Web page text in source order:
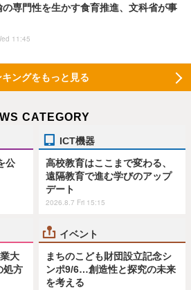
の専門性を生かす食育推進、文科省が事
11:45
キングをもっと見る
CATEGORY
公
ICT機器
高校教育はここまで変わる、
遠隔教育で進む学びのアップ
デート
2026.8.7 Fri 15:15
大
処方
イベント
まちのこども財団設立記念シ
ンポ9/6…創造性と探究の未来
を考える